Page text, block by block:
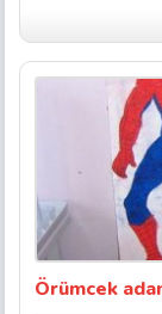
Örümcek